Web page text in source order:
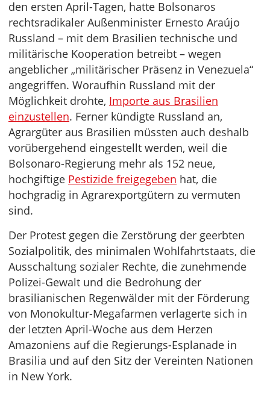
den ersten April-Tagen, hatte Bolsonaros
rechtsradikaler Außenminister Ernesto Araújo
Russland – mit dem Brasilien technische und
militärische Kooperation betreibt – wegen
angeblicher „militärischer Präsenz in Venezuela“
angegriffen. Woraufhin Russland mit der
Möglichkeit drohte, Importe aus Brasilien
einzustellen. Ferner kündigte Russland an,
Agrargüter aus Brasilien müssten auch deshalb
vorübergehend eingestellt werden, weil die
Bolsonaro-Regierung mehr als 152 neue,
hochgiftige Pestizide freigegeben hat, die
hochgradig in Agrarexportgütern zu vermuten
sind.
Der Protest gegen die Zerstörung der geerbten
Sozialpolitik, des minimalen Wohlfahrtstaats, die
Ausschaltung sozialer Rechte, die zunehmende
Polizei-Gewalt und die Bedrohung der
brasilianischen Regenwälder mit der Förderung
von Monokultur-Megafarmen verlagerte sich in
der letzten April-Woche aus dem Herzen
Amazoniens auf die Regierungs-Esplanade in
Brasilia und auf den Sitz der Vereinten Nationen
in New York.